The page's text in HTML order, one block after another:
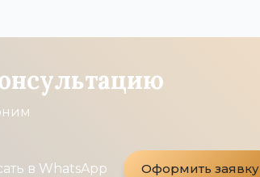
в WhatsApp Оформить заявку